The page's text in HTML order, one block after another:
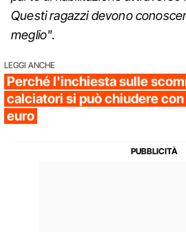
Questi ragazzi devono
meglio".
LEGGI ANCHE
Perché l'inchiesta sulle
calciatori si può chiudere
euro